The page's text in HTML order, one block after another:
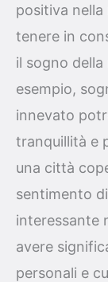
positiva
tenere in
il sogno
esempio,
innevato
tranquillità e
una città
sentimento
interessante
avere
personali e